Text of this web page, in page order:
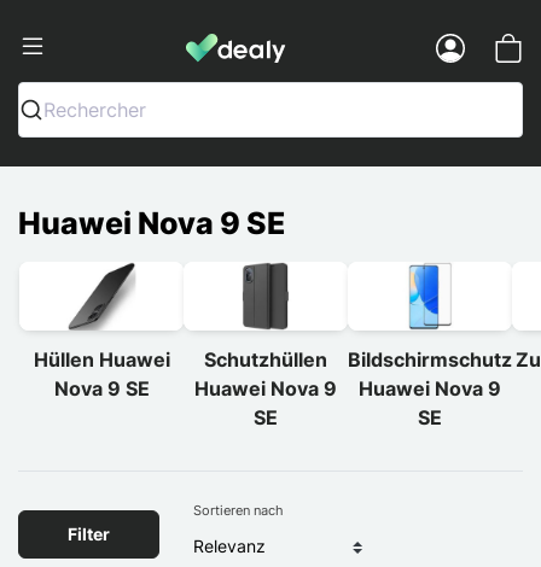
Dealy - Hüllen und Zubehör für
Rechercher
Huawei Nova 9 SE
Hüllen Huawei
Nova 9 SE
Schutzhüllen
Huawei Nova 9
SE
Bildschirmschutz
Huawei Nova 9
SE
Filter
Sortieren nach